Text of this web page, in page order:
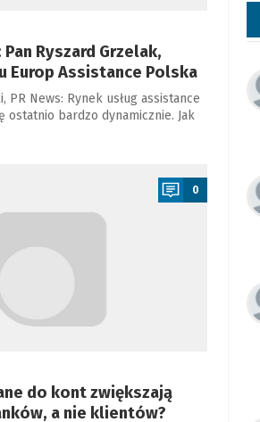
Pan Ryszard Grzelak,
Europ Assistance Polska
PR News: Rynek usług assistance
ostatnio bardzo dynamicznie. Jak
0
do kont zwiększają
a nie klientów?